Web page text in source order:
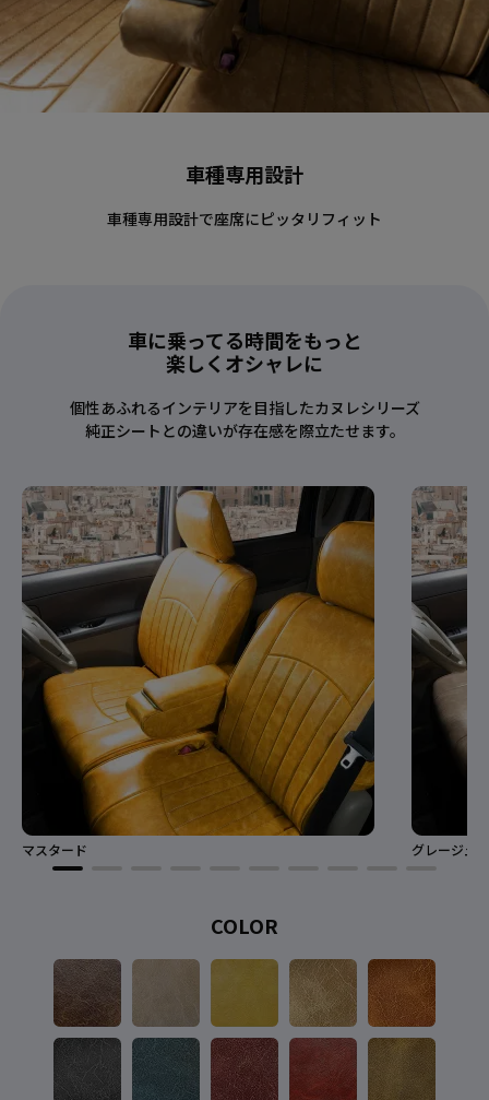
車種専用設計
車種専用設計で座席にピッタリフィット
車に乗ってる時間をもっと
楽しくオシャレに
個性あふれるインテリアを目指したカヌレシリーズ
純正シートとの違いが存在感を際立たせます。
マスタード グレージュ
COLOR